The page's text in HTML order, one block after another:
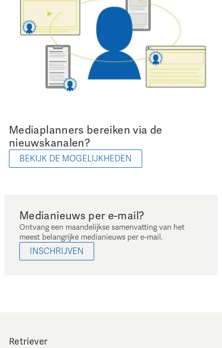
Mediaplanners bereiken via de
nieuwskanalen?
BEKIJK DE MOGELIJKHEDEN
Medianieuws per e-mail?
Ontvang een maandelijkse samenvatting van het
meest belangrijke medianieuws per e-mail.
INSCHRIJVEN
Retriever